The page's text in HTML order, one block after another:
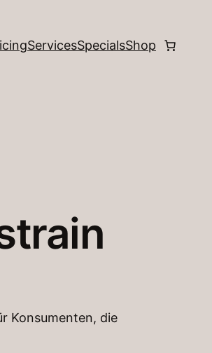
ServicesSpecialsShop
Konsumenten, die